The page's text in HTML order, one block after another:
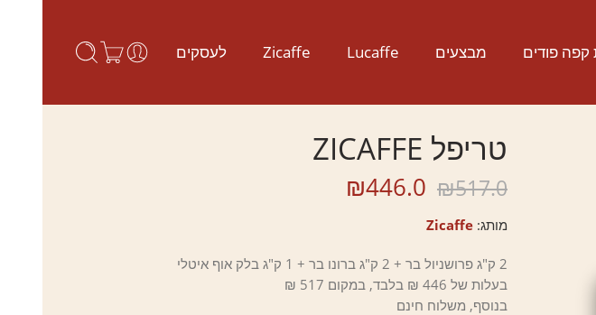
קפה פודים מבצעים Lucaffe
Zicaffe לעסקים
‏טריפל ZICAFFE
₪517.0
₪446.0
מותג: Zicaffe
2 ק"ג פרושניול בר + 2 ק"ג ברונו בר + 1 ק"ג בלק אוף איטלי
בעלות של 446 ₪ בלבד, במקום 517 ₪
בנוסף, משלוח חינם